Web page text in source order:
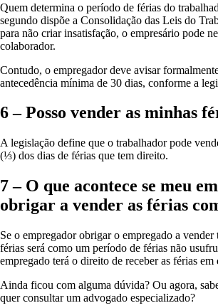
Quem determina o período de férias do
segundo dispõe a Consolidação das Leis do
para não criar insatisfação, o empresário pode
colaborador.
Contudo, o empregador deve avisar
antecedência mínima de 30 dias, conforme a
6 – Posso vender as minhas
A legislação define que o trabalhador pode
(⅓) dos dias de férias que tem direito.
7 – O que acontece se meu
obrigar a vender as férias
Se o empregador obrigar o empregado a
férias será como um período de férias não
empregado terá o direito de receber as férias em
Ainda ficou com alguma dúvida? Ou agora,
quer consultar um advogado especializado?